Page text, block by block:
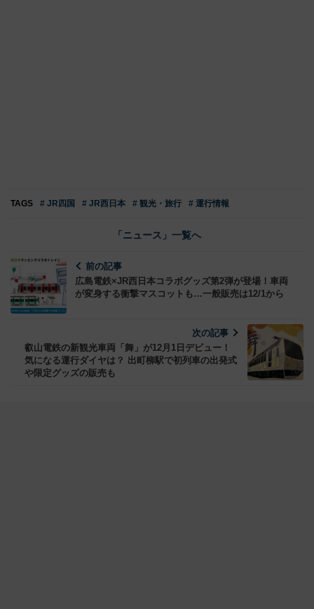
TAGS # JR四国 # JR西日本 # 観光・旅行 # 運行情報
「ニュース」一覧へ
前の記事
広島電鉄×JR西日本コラボグッズ第2弾が登場！車両
が変身する衝撃マスコットも…一般販売は12/1から
次の記事
叡山電鉄の新観光車両「舞」が12月1日デビュー！
気になる運行ダイヤは？ 出町柳駅で初列車の出発式
や限定グッズの販売も